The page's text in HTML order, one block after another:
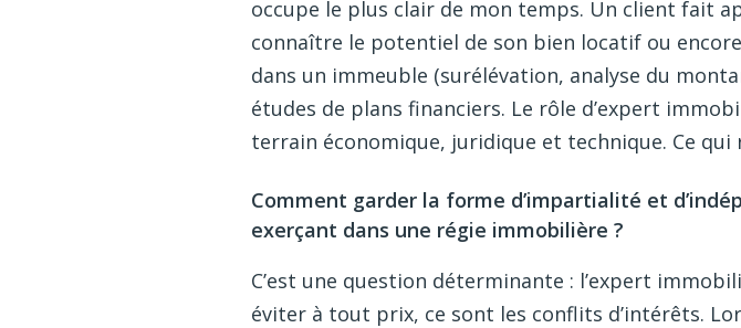
occupe le plus clair de mon temps. Un client fait
connaître le potentiel de son bien locatif ou
dans un immeuble (surélévation, analyse du
études de plans financiers. Le rôle d’expert
terrain économique, juridique et technique. Ce
Comment garder la forme d’impartialité et
exerçant dans une régie immobilière ?
C’est une question déterminante : l’expert
éviter à tout prix, ce sont les conflits d’intérêts.